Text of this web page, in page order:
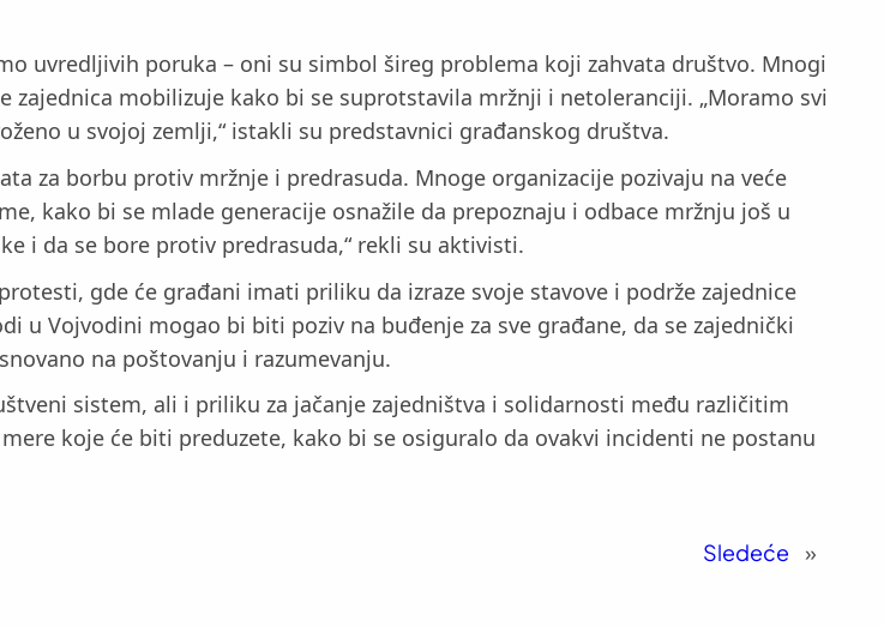
uvredljivih poruka – oni su simbol šireg problema koji zahvata društvo. Mnogi
zajednica mobilizuje kako bi se suprotstavila mržnji i netoleranciji. „Moramo svi
u svojoj zemlji,“ istakli su predstavnici građanskog društva.
za borbu protiv mržnje i predrasuda. Mnoge organizacije pozivaju na veće
kako bi se mlade generacije osnažile da prepoznaju i odbace mržnju još u
i da se bore protiv predrasuda,“ rekli su aktivisti.
gde će građani imati priliku da izraze svoje stavove i podrže zajednice
u Vojvodini mogao bi biti poziv na buđenje za sve građane, da se zajednički
na poštovanju i razumevanju.
sistem, ali i priliku za jačanje zajedništva i solidarnosti među različitim
koje će biti preduzete, kako bi se osiguralo da ovakvi incidenti ne postanu
Sledeće »